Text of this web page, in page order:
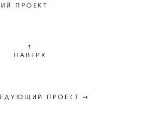
ПРОЕКТ
⇡
НАВЕРХ
ПРОЕКТ ⇢